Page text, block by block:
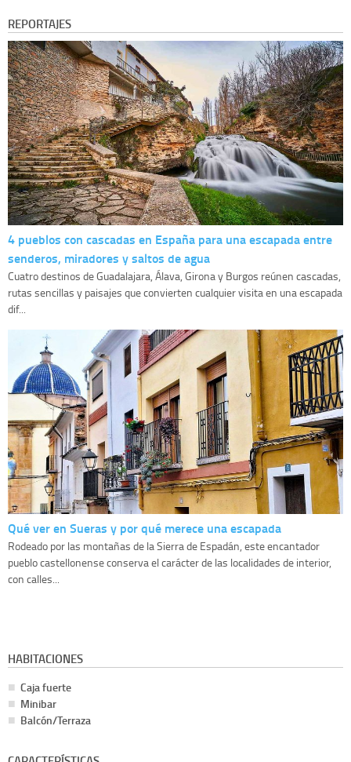
REPORTAJES
4 pueblos con cascadas en España para una escapada entre
senderos, miradores y saltos de agua
Cuatro destinos de Guadalajara, Álava, Girona y Burgos reúnen cascadas,
rutas sencillas y paisajes que convierten cualquier visita en una escapada
dif...
Qué ver en Sueras y por qué merece una escapada
Rodeado por las montañas de la Sierra de Espadán, este encantador
pueblo castellonense conserva el carácter de las localidades de interior,
con calles...
HABITACIONES
Caja fuerte
Minibar
Balcón/Terraza